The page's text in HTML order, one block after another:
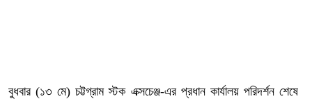
বুধবার (১৩ মে) চট্টগ্রাম স্টক এক্সচেঞ্জ-এর প্রধান কার্যালয় পরিদর্শন শেষে